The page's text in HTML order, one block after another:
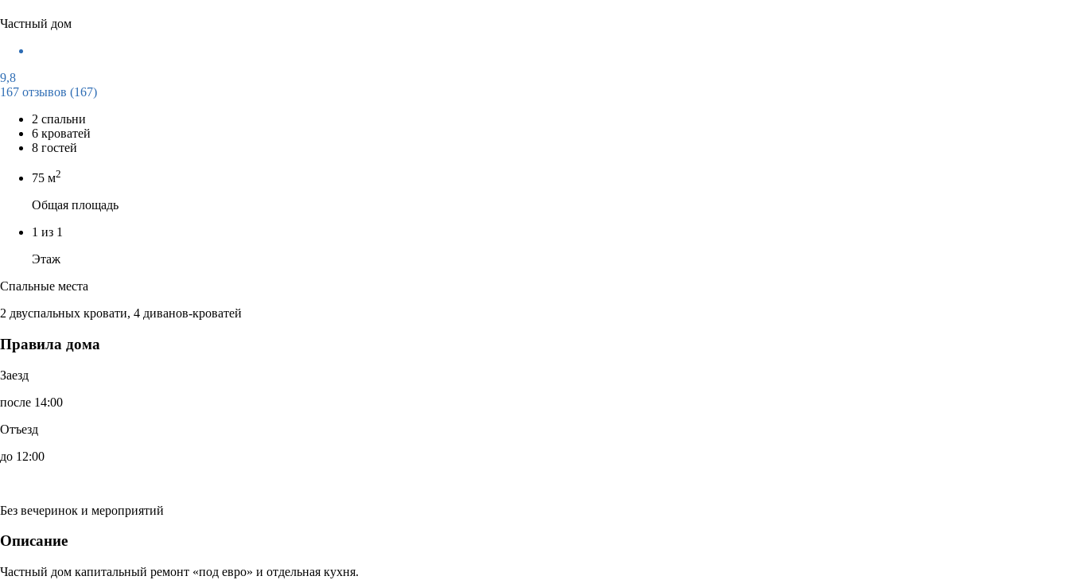
Частный дом
9,8
167 отзывов (167)
2 спальни
6 кроватей
8 гостей
75 м2
Общая площадь
1 из 1
Этаж
Спальные места
2 двуспальных кровати, 4 диванов-кроватей
Правила дома
Заезд
после 14:00
Отъезд
до 12:00
Без вечеринок и мероприятий
Описание
Частный дом капитальный ремонт «под евро» и отдельная кухня.